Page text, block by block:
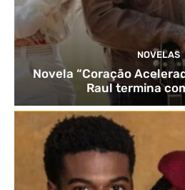
NOVELAS
Novela “Coração
Raul termina